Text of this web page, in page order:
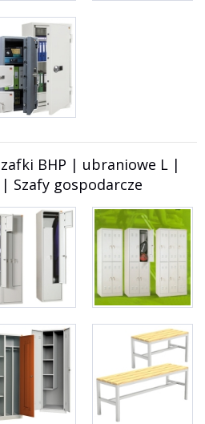
BHP | ubraniowe L |
Szafy gospodarcze